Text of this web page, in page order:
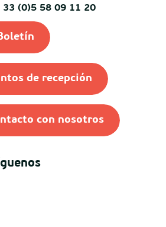
33 (0)5 58 09 11 20
de recepción
con nosotros